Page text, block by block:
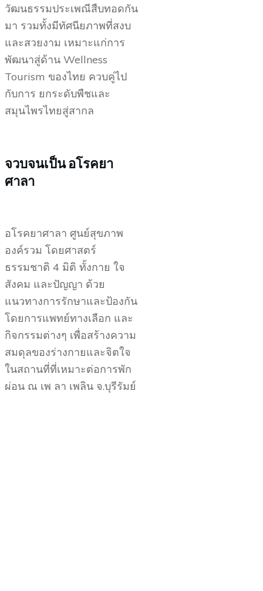
วัฒนธรรมประเพณีสืบทอดกัน
มา รวมทั้งมีทัศนียภาพที่สงบ
และสวยงาม เหมาะแก่การ
พัฒนาสู่ด้าน Wellness
Tourism ของไทย ควบคู่ไป
กับการ ยกระดับพืชและ
สมุนไพรไทยสู่สากล
จวบจนเป็น อโรคยา
ศาลา
อโรคยาศาลา ศูนย์สุขภาพ
องค์รวม โดยศาสตร์
ธรรมชาติ 4 มิติ ทั้งกาย ใจ
สังคม และปัญญา ด้วย
แนวทางการรักษาและป้องกัน
โดยการแพทย์ทางเลือก และ
กิจกรรมต่างๆ เพื่อสร้างความ
สมดุลของร่างกายและจิตใจ
ในสถานที่ที่เหมาะต่อการพัก
ผ่อน ณ เพ ลา เพลิน จ.บุรีรัมย์